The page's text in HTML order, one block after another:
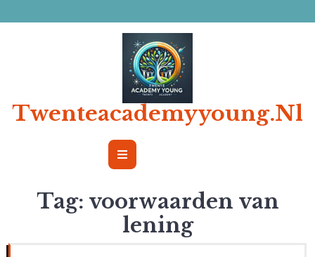
naar
Twenteacademyyoung.nl
Open
Tag: voorwaarden van
lening